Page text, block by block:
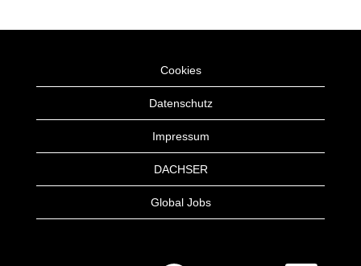
Cookies
Datenschutz
Impressum
DACHSER
Global Jobs